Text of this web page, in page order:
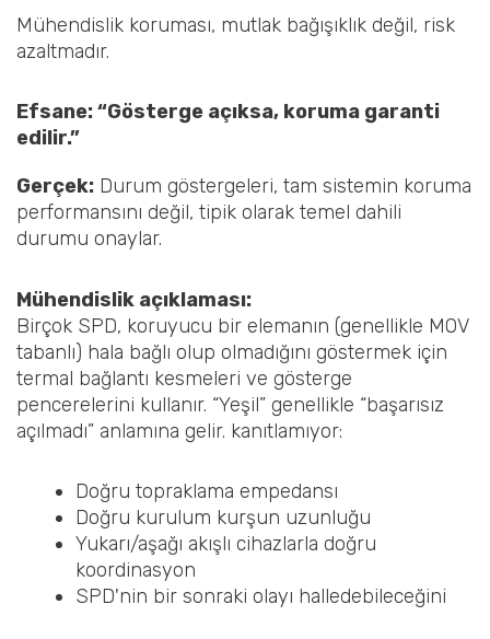
Mühendislik koruması, mutlak bağışıklık değil, risk
azaltmadır.
Efsane: “Gösterge açıksa, koruma garanti
edilir.”
Gerçek: Durum göstergeleri, tam sistemin koruma
performansını değil, tipik olarak temel dahili
durumu onaylar.
Mühendislik açıklaması:
Birçok SPD, koruyucu bir elemanın (genellikle MOV
tabanlı) hala bağlı olup olmadığını göstermek için
termal bağlantı kesmeleri ve gösterge
pencerelerini kullanır. “Yeşil” genellikle “başarısız
açılmadı” anlamına gelir. kanıtlamıyor:
Doğru topraklama empedansı
Doğru kurulum kurşun uzunluğu
Yukarı/aşağı akışlı cihazlarla doğru
koordinasyon
SPD'nin bir sonraki olayı halledebileceğini